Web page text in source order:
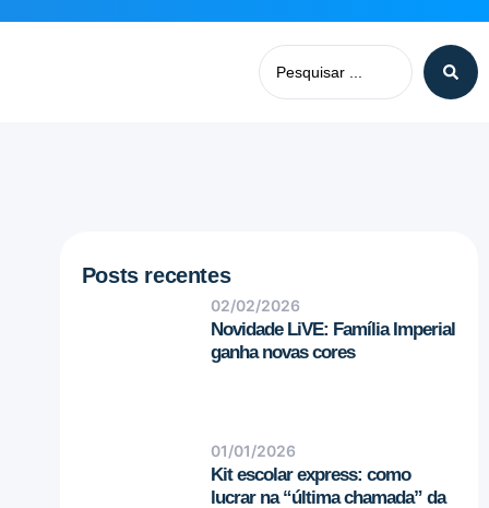
Posts recentes
02/02/2026
Novidade LiVE: Família Imperial
ganha novas cores
01/01/2026
Kit escolar express: como
lucrar na “última chamada” da